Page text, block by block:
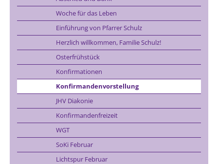
Woche für das Leben
Einführung von Pfarrer Schulz
Herzlich willkommen, Familie Schulz!
Osterfrühstück
Konfirmationen
Konfirmandenvorstellung
JHV Diakonie
Konfirmandenfreizeit
WGT
SoKi Februar
Lichtspur Februar